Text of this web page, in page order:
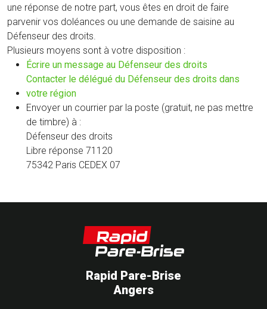
une réponse de notre part, vous êtes en droit de faire
parvenir vos doléances ou une demande de saisine au
Défenseur des droits.
Plusieurs moyens sont à votre disposition :
Écrire un message au Défenseur des droits
fenêtre)
Contacter le délégué du Défenseur des droits dans
votre région(nouvelle
fenêtre)
Envoyer un courrier par la poste (gratuit, ne pas mettre
de timbre) à :
Défenseur des droits
Libre réponse 71120
75342 Paris CEDEX 07
Rapid Pare-Brise
Angers